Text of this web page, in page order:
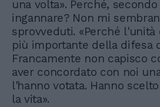
una volta». Perché,
ingannare? Non mi
sprovveduti. «Perché
più importante della difesa
Francamente non capisco
aver concordato con noi
l'hanno votata. Hanno
la vita».